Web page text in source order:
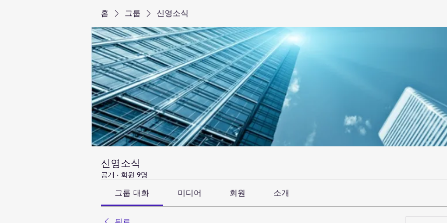
홈 그룹 신영소식
신영소식
공개 · 회원 9명
그룹 대화 미디어 회원 소개